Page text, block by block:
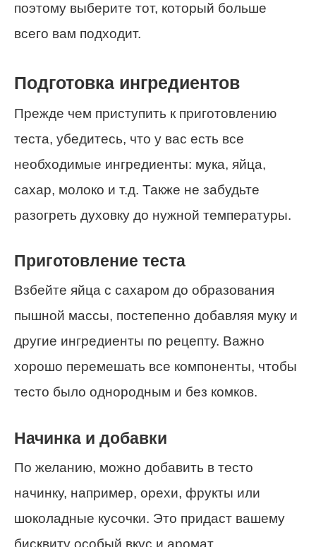
поэтому выберите тот, который больше
всего вам подходит.
Подготовка ингредиентов
Прежде чем приступить к приготовлению
теста, убедитесь, что у вас есть все
необходимые ингредиенты: мука, яйца,
сахар, молоко и т.д. Также не забудьте
разогреть духовку до нужной температуры.
Приготовление теста
Взбейте яйца с сахаром до образования
пышной массы, постепенно добавляя муку и
другие ингредиенты по рецепту. Важно
хорошо перемешать все компоненты, чтобы
тесто было однородным и без комков.
Начинка и добавки
По желанию, можно добавить в тесто
начинку, например, орехи, фрукты или
шоколадные кусочки. Это придаст вашему
бисквиту особый вкус и аромат.